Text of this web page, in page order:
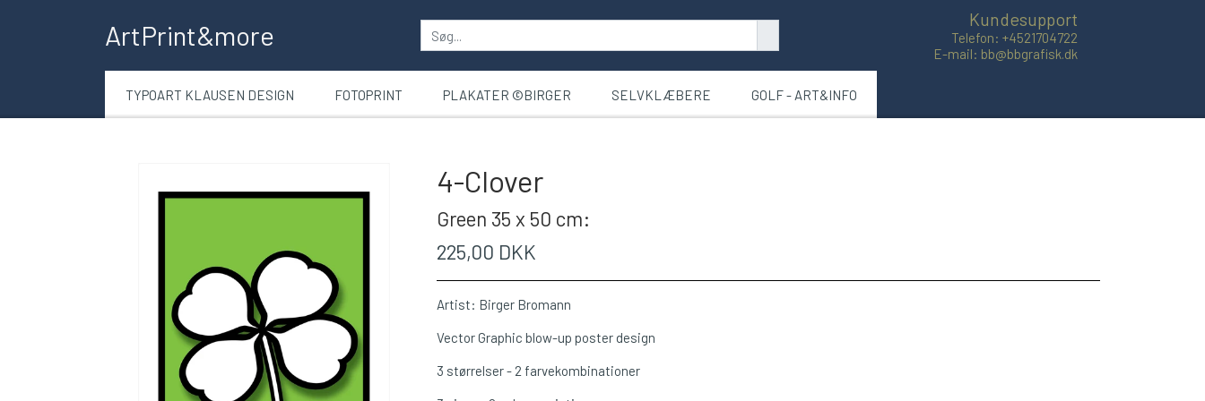
ArtPrint&more Kundesupport
Telefon: +4521704722
E-mail: bb@bbgrafisk.dk
TYPOART KLAUSEN DESIGN FOTOPRINT PLAKATER ©BIRGER SELVKLÆBERE GOLF - ART&INFO
4-Clover
Green 35 x 50 cm:
225,00 DKK
Artist: Birger Bromann
Vector Graphic blow-up poster design
3 størrelser - 2 farvekombinationer